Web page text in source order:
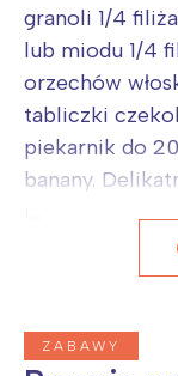
granoli 1/4
lub miodu 1/4
orzechów
tabliczki
piekarnik do
banany.
ZABAWY